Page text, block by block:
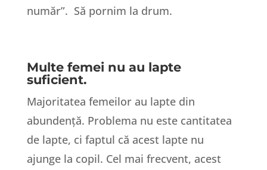
număr”. Să pornim la drum.
Multe femei nu au lapte
suficient.
Majoritatea femeilor au lapte din
abundență. Problema nu este cantitatea
de lapte, ci faptul că acest lapte nu
ajunge la copil. Cel mai frecvent, acest